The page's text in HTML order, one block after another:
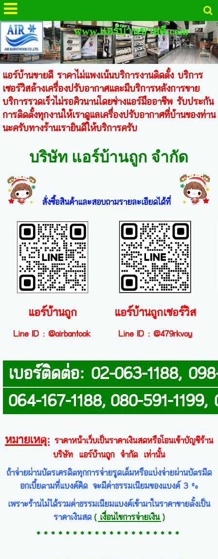
www.แอร์บ้านขายดี.com
แอร์บ้านขายดี ราคาไม่แพงเน้นบริการงานติดตั้ง บริการ
เซอร์วิสล้างเครื่องปรับอากาศและมีบริการหลังการขาย
บริการรวดเร็วไม่รอคิวนานโดยช่างแอร์มืออาชีพ รับประกัน
การติดตั้งทุกงานให้เราดูแลเครื่องปรับอากาศที่บ้านของท่าน
นะครับทางร้านเรายินดีให้บริการครับ
บริษัท แอร์บ้านถูก จำกัด
สั่งซื้อสินค้าและสอบถามรายละเอียดได้ที่
แอร์บ้านถูก แอร์บ้านถูกเซอร์วิส
Line ID : @airbantook Line ID : @479rkvoy
เบอร์ติดต่อ: 02-063-1188,
064-167-1188, 080-591-
หมายเหตุ: ราคาหน้าเว็บเป็นราคาเงินสดหรือโอนเข้าบัญชีร้าน
บริษัท แอร์บ้านถูก จำกัด เท่านั้น
ถ้าจ่ายผ่านบัตรเครดิตทุกการจ่ายรูดเต็มหรือแบ่งจ่ายผ่านบัตรมีด
อกเบี้ยตามที่แบงค์คิด จะมีค่าธรรมเนียมของแบงค์ 3 %
เพราะร้านไม่ได้รวมค่าธรรมเนียมแบงค์เข้ามาในราคาขายตั้งเป็น
ราคาเงินสด ( เงื่อนไขการจ่ายเงิน)
* * * * * * * * * * * * * * * * * * * *